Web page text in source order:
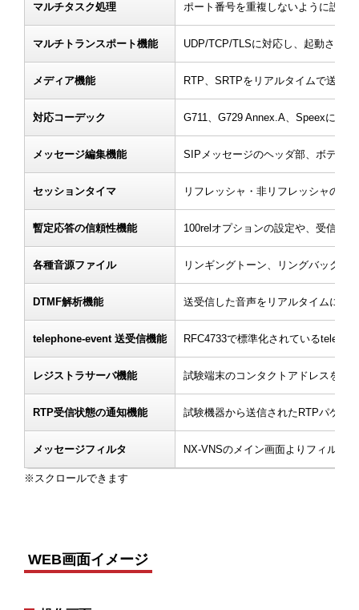
マルチタスク処理 ポート番号を重複しないように設定
マルチトランスポート機能 UDP/TCP/TLSに対応し、起動させ
メディア機能 RTP、SRTPをリアルタイムで送受
対応コーデック G711、G729 Annex.A、Speexに対
メッセージ編集機能 SIPメッセージのヘッダ部、ボディ
セッションタイマ リフレッシャ・非リフレッシャのど
暫定応答の信頼性機能 100relオプションの設定や、受信時
各種音源ファイル リンギングトーン、リングバックト
DTMF解析機能 送受信した音声をリアルタイムに解
telephone-event 送受信機能 RFC4733で標準化されている
レジストラサーバ機能 試験端末のコンタクトアドレスを保
RTP受信状態の通知機能 試験機器から送信されたRTPパケッ
メッセージフィルタ NX-VNSのメイン画面よりフィルタ
WEB画面イメージ